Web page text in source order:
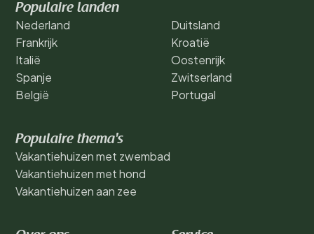
Populaire landen
Nederland
Frankrijk
Italië
Spanje
België
Duitsland
Kroatië
Oostenrijk
Zwitserland
Portugal
Populaire thema's
Vakantiehuizen met zwembad
Vakantiehuizen met hond
Vakantiehuizen aan zee